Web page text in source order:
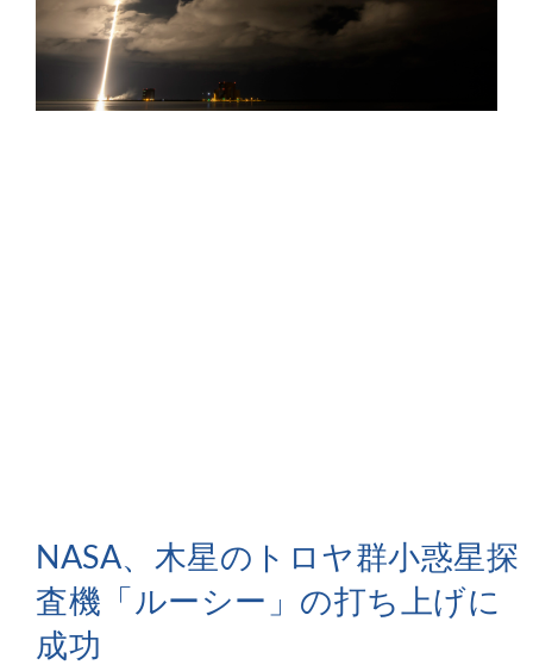
月・惑星へ
今日の月
NASA、木星のトロヤ群小惑星探
査機「ルーシー」の打ち上げに
成功